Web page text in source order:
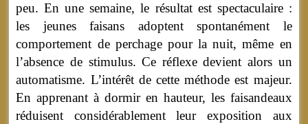
peu. En une semaine, le résultat est spectaculaire :
les jeunes faisans adoptent spontanément le
comportement de perchage pour la nuit, même en
l’absence de stimulus. Ce réflexe devient alors un
automatisme. L’intérêt de cette méthode est majeur.
En apprenant à dormir en hauteur, les faisandeaux
réduisent considérablement leur exposition aux